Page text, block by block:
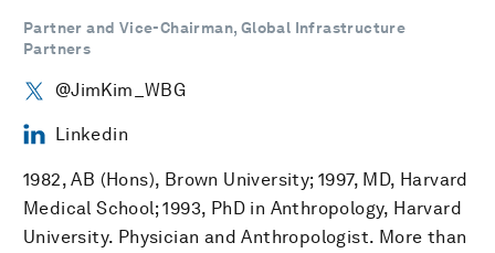
Partner and Vice-Chairman, Global Infrastructure
Partners
@JimKim_WBG
Linkedin
1982, AB (Hons), Brown University; 1997, MD, Harvard
Medical School; 1993, PhD in Anthropology, Harvard
University. Physician and Anthropologist. More than